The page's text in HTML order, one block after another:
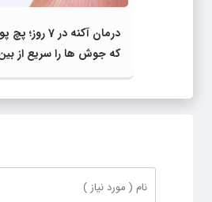
درمان آکنه در 7
که جوش‌ ها را سریع از